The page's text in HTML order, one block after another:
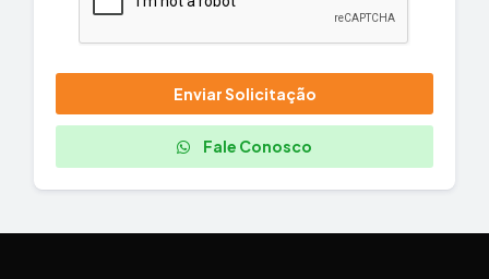
Enviar Solicitação
Fale Conosco